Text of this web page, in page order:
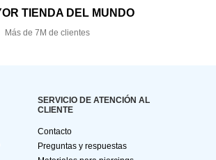
TIENDA DEL MUNDO
Más de 7M de clientes
SERVICIO DE ATENCIÓN AL
CLIENTE
Contacto
Preguntas y respuestas